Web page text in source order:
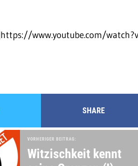
www.youtube.com/
SHARE
VORHERIGER BEITRAG:
Witzischkeit kennt